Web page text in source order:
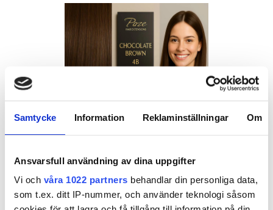
Samtycke Information Reklaminställningar Om
Ansvarsfull användning av dina uppgifter
Vi och våra 1022 partners behandlar din personliga data,
som t.ex. ditt IP-nummer, och använder teknologi såsom
704004
Poze Standard Hairweft - 50g Chocolate Brown 4B -
40cm